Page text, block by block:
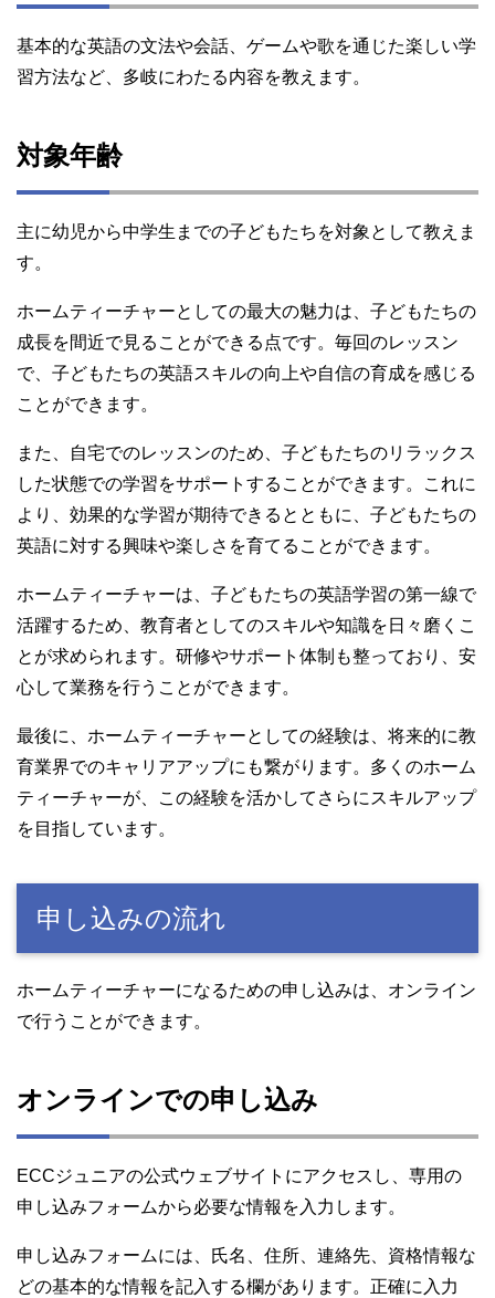
基本的な英語の文法や会話、ゲームや歌を通じた楽しい学
習方法など、多岐にわたる内容を教えます。
対象年齢
主に幼児から中学生までの子どもたちを対象として教えま
す。
ホームティーチャーとしての最大の魅力は、子どもたちの
成長を間近で見ることができる点です。毎回のレッスン
で、子どもたちの英語スキルの向上や自信の育成を感じる
ことができます。
また、自宅でのレッスンのため、子どもたちのリラックス
した状態での学習をサポートすることができます。これに
より、効果的な学習が期待できるとともに、子どもたちの
英語に対する興味や楽しさを育てることができます。
ホームティーチャーは、子どもたちの英語学習の第一線で
活躍するため、教育者としてのスキルや知識を日々磨くこ
とが求められます。研修やサポート体制も整っており、安
心して業務を行うことができます。
最後に、ホームティーチャーとしての経験は、将来的に教
育業界でのキャリアアップにも繋がります。多くのホーム
ティーチャーが、この経験を活かしてさらにスキルアップ
を目指しています。
申し込みの流れ
ホームティーチャーになるための申し込みは、オンライン
で行うことができます。
オンラインでの申し込み
ECCジュニアの公式ウェブサイトにアクセスし、専用の
申し込みフォームから必要な情報を入力します。
申し込みフォームには、氏名、住所、連絡先、資格情報な
どの基本的な情報を記入する欄があります。正確に入力